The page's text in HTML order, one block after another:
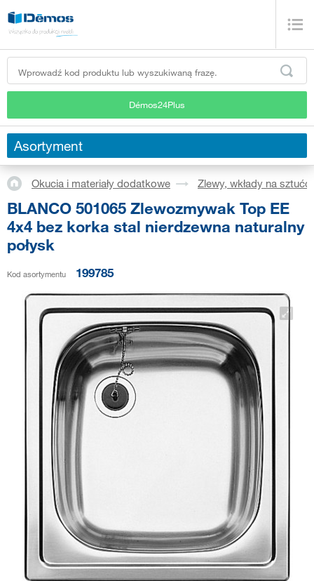
Démos24Plus
Asortyment
Okucia i materiały dodatkowe Zlewy, wkłady na
BLANCO 501065 Zlewozmywak Top EE
4x4 bez korka stal nierdzewna naturalny
połysk
Kod asortymentu 199785